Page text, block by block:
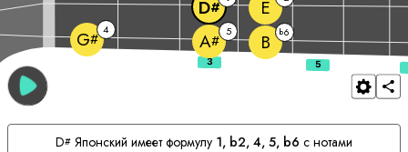
G# 4
A# 5 B b6
D# E
D# Японский имеет формулу 1, b2, 4, 5, b6 с нотами